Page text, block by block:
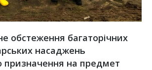
обстеження багаторічних
насаджень
призначення на предмет